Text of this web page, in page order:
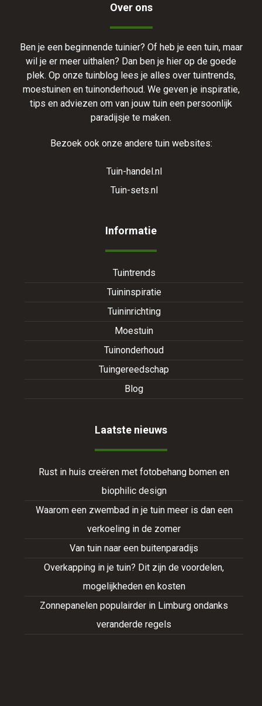
Over ons
Ben je een beginnende tuinier? Of heb je een tuin, maar
wil je er meer uithalen? Dan ben je hier op de goede
plek. Op onze tuinblog lees je alles over tuintrends,
moestuinen en tuinonderhoud. We geven je inspiratie,
tips en adviezen om van jouw tuin een persoonlijk
paradijsje te maken.
Bezoek ook onze andere tuin websites:
Tuin-handel.nl
Tuin-sets.nl
Informatie
Tuintrends
Tuininspiratie
Tuininrichting
Moestuin
Tuinonderhoud
Tuingereedschap
Blog
Laatste nieuws
Rust in huis creëren met fotobehang bomen en
biophilic design
Waarom een zwembad in je tuin meer is dan een
verkoeling in de zomer
Van tuin naar een buitenparadijs
Overkapping in je tuin? Dit zijn de voordelen,
mogelijkheden en kosten
Zonnepanelen populairder in Limburg ondanks
veranderde regels